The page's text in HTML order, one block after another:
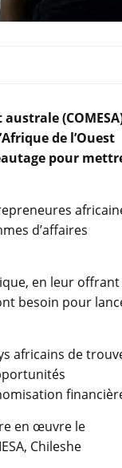
de l’Ouest
pour
d’affaires
en leur offrant
besoin pour
africains de
en œuvre le
Chileshe